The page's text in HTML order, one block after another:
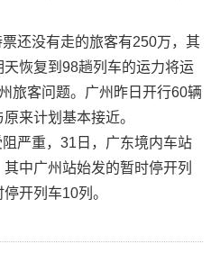
没有走的旅客有250万，其
恢复到98趟列车的运力将运
旅客问题。广州昨日开行60辆
来计划基本接近。
重，31日，广东境内车站
中广州站始发的暂时停开列
开列车10列。